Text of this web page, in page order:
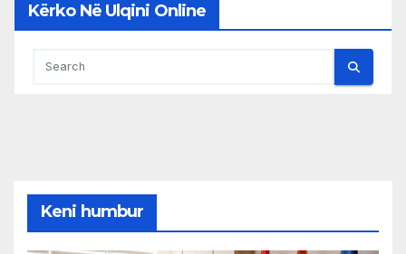
Kërko Në Ulqini Online
Keni humbur